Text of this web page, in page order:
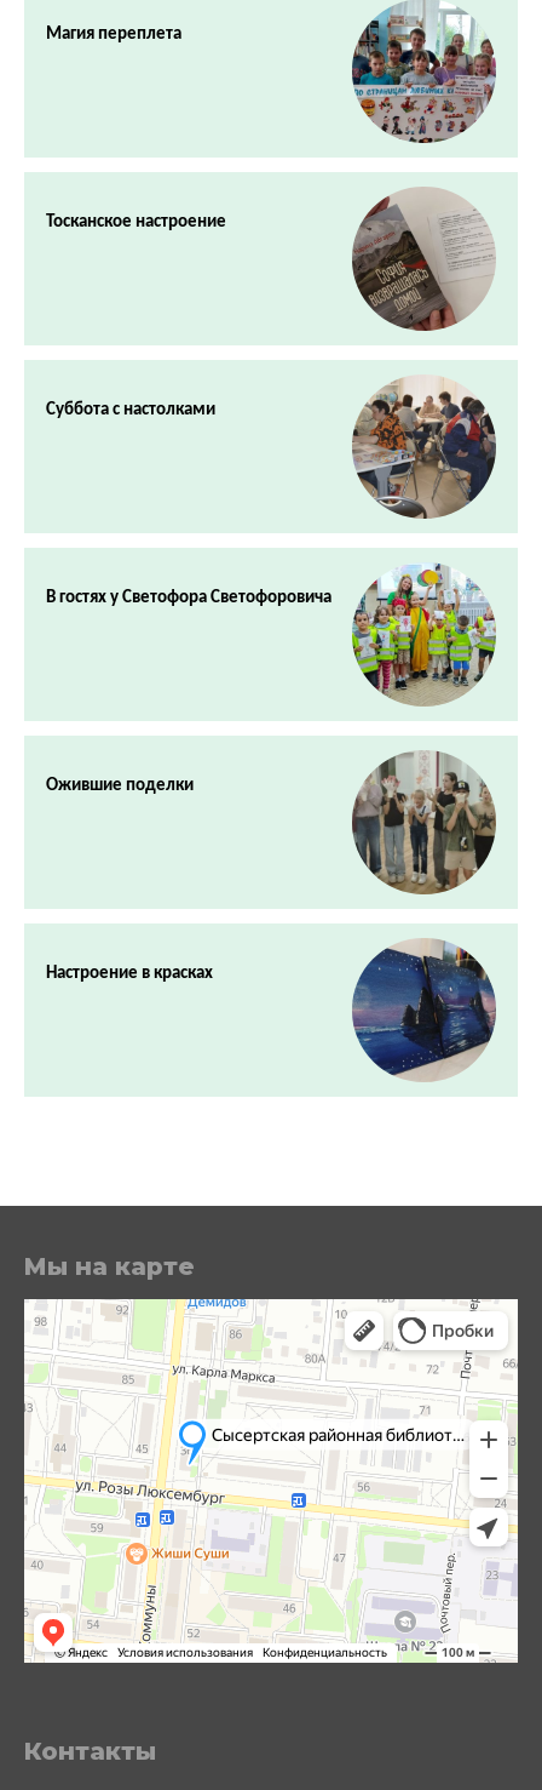
Магия переплета
Тосканское настроение
Суббота с настолками
В гостях у Светофора Светофоровича
Ожившие поделки
Настроение в красках
Мы на карте
Контакты